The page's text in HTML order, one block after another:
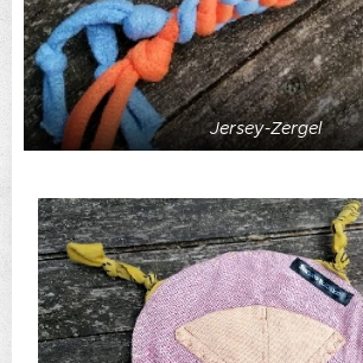
Jersey-Zergel